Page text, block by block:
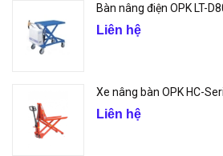
Bàn nâng điện OPK LT-
Liên hệ
Xe nâng bàn OPK HC-
Liên hệ